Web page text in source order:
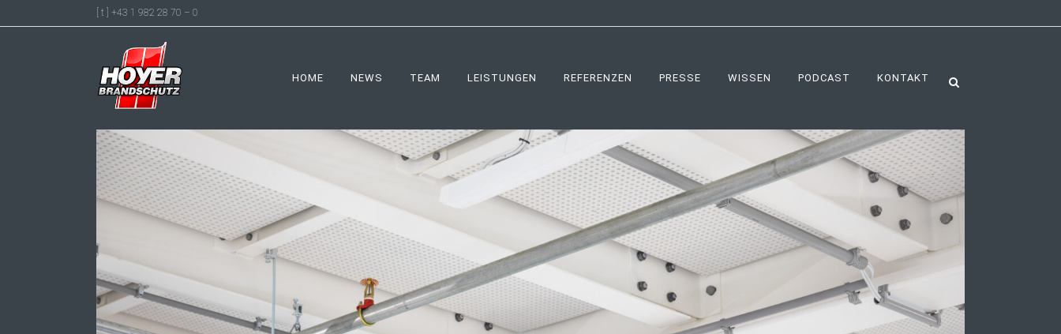
[ t ] +43 1 982 28 70 – 0
HOME NEWS TEAM LEISTUNGEN REFERENZEN PRESSE WISSEN PODCAST KONTAKT